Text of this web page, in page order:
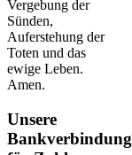
Vergebung der
Sünden,
Auferstehung der
Toten und das
ewige Leben.
Amen.
Unsere
Bankverbindung